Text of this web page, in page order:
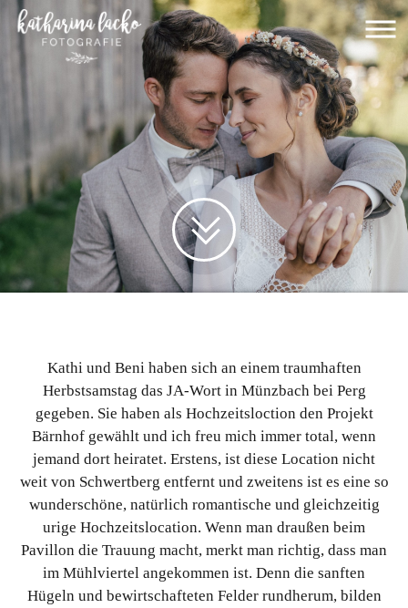
Kathi und Beni haben sich an einem traumhaften
Herbstsamstag das JA-Wort in Münzbach bei Perg
gegeben. Sie haben als Hochzeitsloction den Projekt
Bärnhof gewählt und ich freu mich immer total, wenn
jemand dort heiratet. Erstens, ist diese Location nicht
weit von Schwertberg entfernt und zweitens ist es eine so
wunderschöne, natürlich romantische und gleichzeitig
urige Hochzeitslocation. Wenn man draußen beim
Pavillon die Trauung macht, merkt man richtig, dass man
im Mühlviertel angekommen ist. Denn die sanften
Hügeln und bewirtschafteten Felder rundherum, bilden